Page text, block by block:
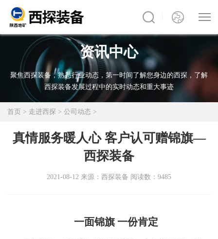
资讯中心
聚焦西探装备，熟悉行业动态，第一时间了解您身边的西探，了解
西探装备发展过程中的实时动态和重大事迹
首页 > 走进西探 > 公司动态 >
真情服务暖人心 客户认可赠锦旗—
西探装备
2021-08-12 来源：西探装备 阅读数：9485
一面锦旗 一份肯定